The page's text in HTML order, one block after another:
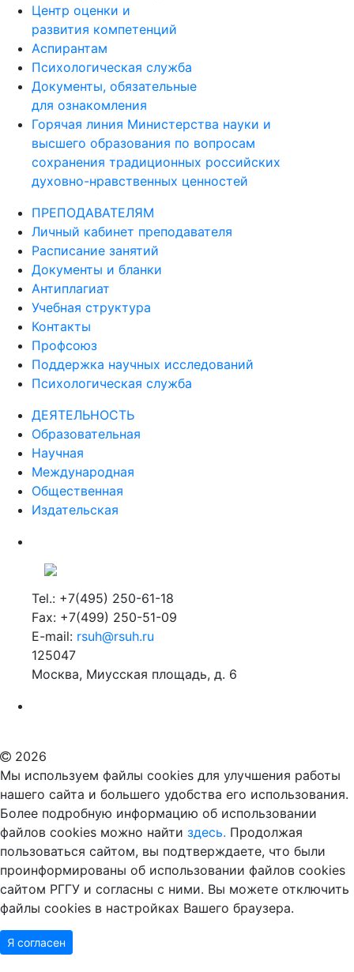
Центр оценки и
развития компетенций
Аспирантам
Психологическая служба
Документы, обязательные
для ознакомления
Горячая линия Министерства науки и
высшего образования по вопросам
сохранения традиционных российских
духовно-нравственных ценностей
ПРЕПОДАВАТЕЛЯМ
Личный кабинет преподавателя
Расписание занятий
Документы и бланки
Антиплагиат
Учебная структура
Контакты
Профсоюз
Поддержка научных исследований
Психологическая служба
ДЕЯТЕЛЬНОСТЬ
Образовательная
Научная
Международная
Общественная
Издательская
Tel.: +7(495) 250-61-18
Fax: +7(499) 250-51-09
E-mail: rsuh@rsuh.ru
125047
Москва, Миусская площадь, д. 6
2026
Мы используем файлы cookies для улучшения работы
нашего сайта и большего удобства его использования.
Более подробную информацию об использовании
файлов cookies можно найти здесь. Продолжая
пользоваться сайтом, вы подтверждаете, что были
проинформированы об использовании файлов cookies
сайтом РГГУ и согласны с ними. Вы можете отключить
файлы cookies в настройках Вашего браузера.
Я согласен